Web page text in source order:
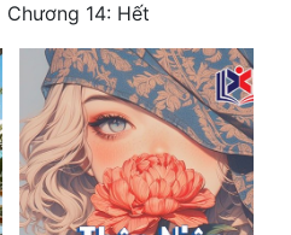
Chương 14: Hết